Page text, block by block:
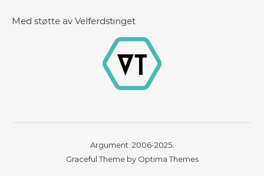
Med støtte av Velferdstinget
Argument: 2006-2025.
Graceful Theme by Optima Themes